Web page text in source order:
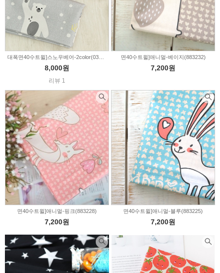
8,000원
리뷰 1
면40수트윌]애니멀-베이지(883232)
7,200원
면40수트윌]애니멀-핑크(883228)
7,200원
면40수트윌]애니멀-블루(883225)
7,200원